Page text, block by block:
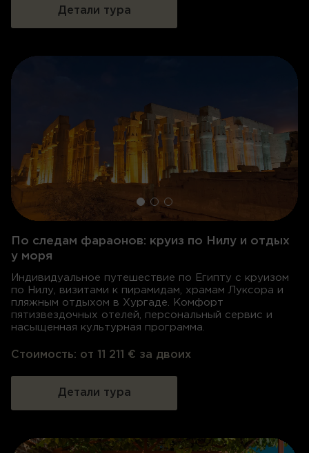
Детали тура
По следам фараонов: круиз по Нилу и отдых
у моря
Индивидуальное путешествие по Египту с круизом
по Нилу, визитами к пирамидам, храмам Луксора и
пляжным отдыхом в Хургаде. Комфорт
пятизвездочных отелей, персональный сервис и
насыщенная культурная программа.
Стоимость: от 11 211 € за двоих
Детали тура